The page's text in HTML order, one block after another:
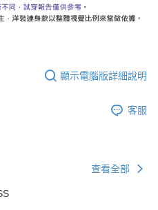
顯示電腦版詳細說明
客服
查看全部